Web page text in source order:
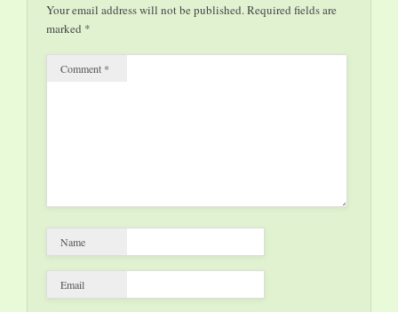
maggio alle 20:00
prevede alla Cascina
Cuccagna…
Your email address will not be published.Required fields are
marked *
Comment *
Name
Email